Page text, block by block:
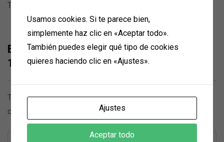
There are no reviews yet.
Be the first to review “Sierra Circular GKS
150”
Tu dirección de correo electrónico no será publicada. Los
campos obligatorios están marcados con
Usamos cookies. Si te parece bien,
simplemente haz clic en «Aceptar todo».
También puedes elegir qué tipo de cookies
quieres haciendo clic en «Ajustes».
Ajustes
Aceptar todo